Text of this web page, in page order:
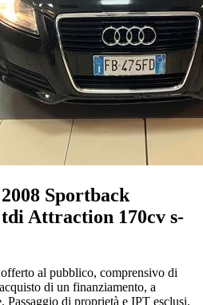
Sportback
Attraction 170cv s-
al pubblico, comprensivo di
di un finanziamento, a
Passaggio di proprietà e IPT esclusi.